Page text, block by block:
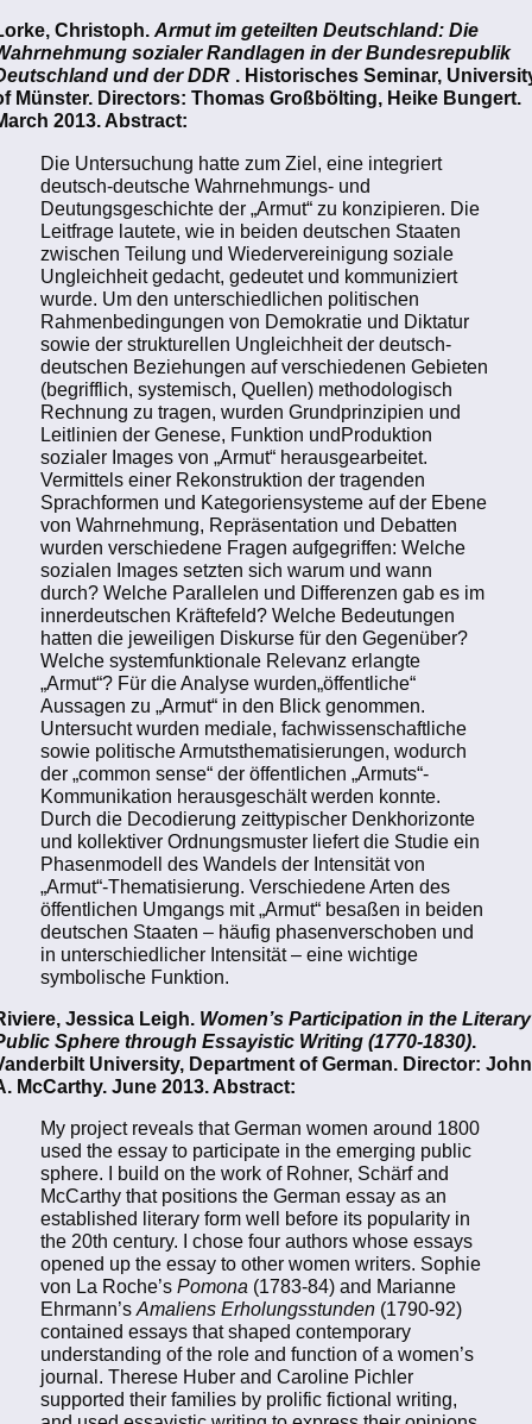
Christoph. Armut im geteilten Deutschland: Die
sozialer Randlagen in der Bundesrepublik
und der DDR . Historisches Seminar,
Münster. Directors: Thomas Großbölting, Heike Bungert.
2013. Abstract:
Die Untersuchung hatte zum Ziel, eine integriert
deutsch-deutsche Wahrnehmungs- und
Deutungsgeschichte der „Armut“ zu konzipieren. Die
Leitfrage lautete, wie in beiden deutschen Staaten
zwischen Teilung und Wiedervereinigung soziale
Ungleichheit gedacht, gedeutet und kommuniziert
wurde. Um den unterschiedlichen politischen
Rahmenbedingungen von Demokratie und Diktatur
sowie der strukturellen Ungleichheit der deutsch-
deutschen Beziehungen auf verschiedenen Gebieten
(begrifflich, systemisch, Quellen) methodologisch
Rechnung zu tragen, wurden Grundprinzipien und
Leitlinien der Genese, Funktion undProduktion
sozialer Images von „Armut“ herausgearbeitet.
Vermittels einer Rekonstruktion der tragenden
Sprachformen und Kategoriensysteme auf der Ebene
von Wahrnehmung, Repräsentation und Debatten
wurden verschiedene Fragen aufgegriffen: Welche
sozialen Images setzten sich warum und wann
durch? Welche Parallelen und Differenzen gab es im
innerdeutschen Kräftefeld? Welche Bedeutungen
hatten die jeweiligen Diskurse für den Gegenüber?
Welche systemfunktionale Relevanz erlangte
„Armut“? Für die Analyse wurden„öffentliche“
Aussagen zu „Armut“ in den Blick genommen.
Untersucht wurden mediale, fachwissenschaftliche
sowie politische Armutsthematisierungen, wodurch
der „common sense“ der öffentlichen „Armuts“-
Kommunikation herausgeschält werden konnte.
Durch die Decodierung zeittypischer Denkhorizonte
und kollektiver Ordnungsmuster liefert die Studie ein
Phasenmodell des Wandels der Intensität von
„Armut“-Thematisierung. Verschiedene Arten des
öffentlichen Umgangs mit „Armut“ besaßen in beiden
deutschen Staaten – häufig phasenverschoben und
in unterschiedlicher Intensität – eine wichtige
symbolische Funktion.
Jessica Leigh. Women’s Participation in the Literary
Sphere through Essayistic Writing (1770-1830).
University, Department of German. Director: John
McCarthy. June 2013. Abstract:
My project reveals that German women around 1800
used the essay to participate in the emerging public
sphere. I build on the work of Rohner, Schärf and
McCarthy that positions the German essay as an
established literary form well before its popularity in
the 20th century. I chose four authors whose essays
opened up the essay to other women writers. Sophie
von La Roche’s Pomona (1783-84) and Marianne
Ehrmann’s Amaliens Erholungsstunden (1790-92)
contained essays that shaped contemporary
understanding of the role and function of a women’s
journal. Therese Huber and Caroline Pichler
supported their families by prolific fictional writing,